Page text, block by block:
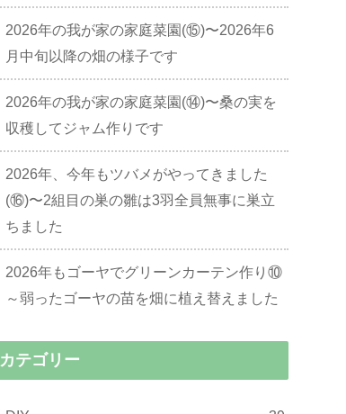
2026年の我が家の家庭菜園(⑮)〜2026年6
月中旬以降の畑の様子です
2026年の我が家の家庭菜園(⑭)〜桑の実を
収穫してジャム作りです
2026年、今年もツバメがやってきました
(⑯)〜2組目の巣の雛は3羽全員無事に巣立
ちました
2026年もゴーヤでグリーンカーテン作り⑩
～弱ったゴーヤの苗を畑に植え替えました
カテゴリー